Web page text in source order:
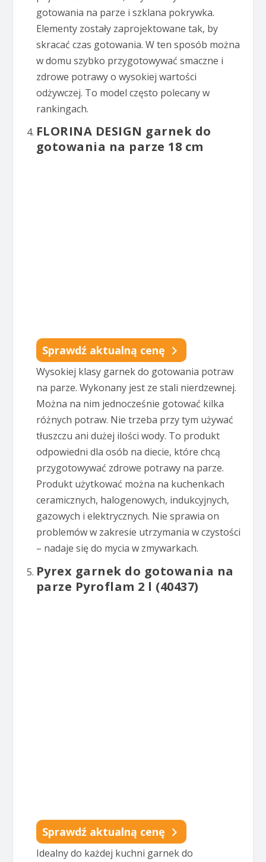
gotowania na parze i szklana pokrywka.
Elementy zostały zaprojektowane tak, by
skracać czas gotowania. W ten sposób można
w domu szybko przygotowywać smaczne i
zdrowe potrawy o wysokiej wartości
odżywczej. To model często polecany w
rankingach.
FLORINA DESIGN garnek do
gotowania na parze 18 cm
Sprawdź aktualną cenę
Wysokiej klasy garnek do gotowania potraw
na parze. Wykonany jest ze stali nierdzewnej.
Można na nim jednocześnie gotować kilka
różnych potraw. Nie trzeba przy tym używać
tłuszczu ani dużej ilości wody. To produkt
odpowiedni dla osób na diecie, które chcą
przygotowywać zdrowe potrawy na parze.
Produkt użytkować można na kuchenkach
ceramicznych, halogenowych, indukcyjnych,
gazowych i elektrycznych. Nie sprawia on
problemów w zakresie utrzymania w czystości
– nadaje się do mycia w zmywarkach.
Pyrex garnek do gotowania na
parze Pyroflam 2 l (40437)
Sprawdź aktualną cenę
Idealny do każdej kuchni garnek do